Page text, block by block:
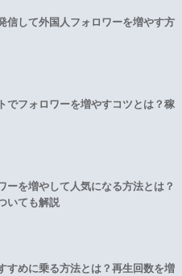
信して外国人フォロワーを増やす方
でフォロワーを増やすコツとは？稼
ーを増やして人気になる方法とは？
いても解説
すめに乗る方法とは？再生回数を増